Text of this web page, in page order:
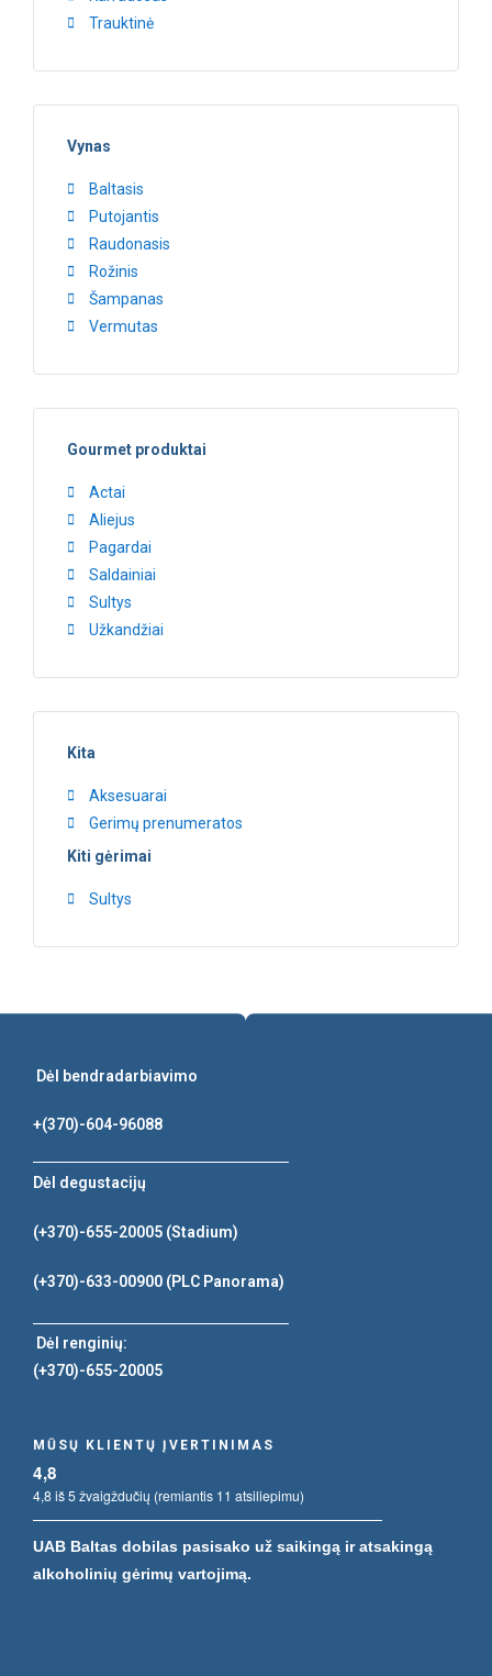
Trauktinė
Vynas
Baltasis
Putojantis
Raudonasis
Rožinis
Šampanas
Vermutas
Gourmet produktai
Actai
Aliejus
Pagardai
Saldainiai
Sultys
Užkandžiai
Kita
Aksesuarai
Gerimų prenumeratos
Kiti gėrimai
Sultys
Dėl bendradarbiavimo
+(370)-604-96088
Dėl degustacijų
(+370)-655-20005 (Stadium)
(+370)-633-00900 (PLC Panorama)
Dėl renginių:
(+370)-655-20005
MŪSŲ KLIENTŲ ĮVERTINIMAS
4,8
4,8 iš 5 žvaigždučių (remiantis 11 atsiliepimu)
UAB Baltas dobilas pasisako už saikingą ir atsakingą
alkoholinių gėrimų vartojimą.